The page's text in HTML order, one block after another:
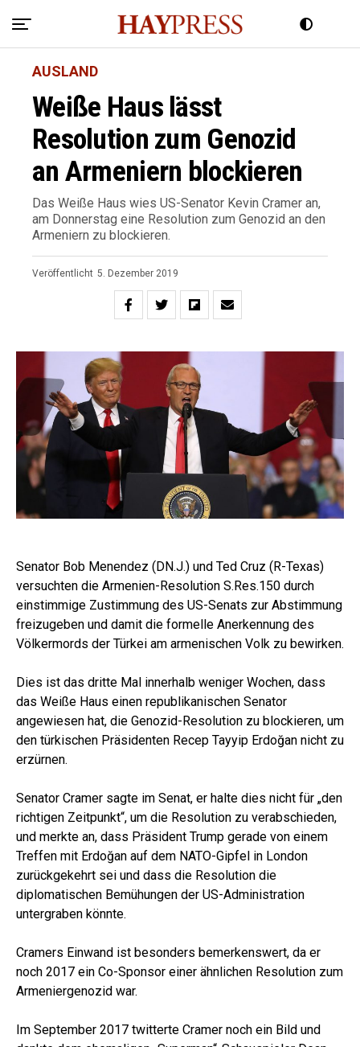
AUSLAND
Weiße Haus lässt
Resolution zum Genozid
an Armeniern blockieren
Das Weiße Haus wies US-Senator Kevin Cramer an,
am Donnerstag eine Resolution zum Genozid an den
Armeniern zu blockieren.
Veröffentlicht 5. Dezember 2019
Senator Bob Menendez (DN.J.) und Ted Cruz (R-Texas)
versuchten die Armenien-Resolution S.Res.150 durch
einstimmige Zustimmung des US-Senats zur Abstimmung
freizugeben und damit die formelle Anerkennung des
Völkermords der Türkei am armenischen Volk zu bewirken.
Dies ist das dritte Mal innerhalb weniger Wochen, dass
das Weiße Haus einen republikanischen Senator
angewiesen hat, die Genozid-Resolution zu blockieren, um
den türkischen Präsidenten Recep Tayyip Erdoğan nicht zu
erzürnen.
Senator Cramer sagte im Senat, er halte dies nicht für „den
richtigen Zeitpunkt“, um die Resolution zu verabschieden,
und merkte an, dass Präsident Trump gerade von einem
Treffen mit Erdoğan auf dem NATO-Gipfel in London
zurückgekehrt sei und dass die Resolution die
diplomatischen Bemühungen der US-Administration
untergraben könnte.
Cramers Einwand ist besonders bemerkenswert, da er
noch 2017 ein Co-Sponsor einer ähnlichen Resolution zum
Armeniergenozid war.
Im September 2017 twitterte Cramer noch ein Bild und